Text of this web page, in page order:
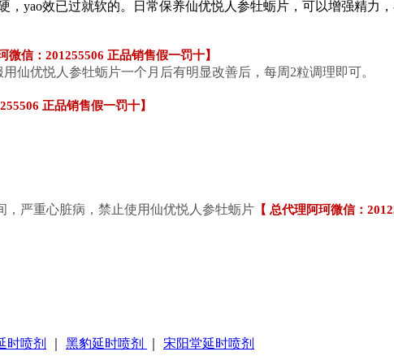
yao效已过就软的。日常保养仙优悦人参牡蛎片，可以增强精力
微信：201255506 正品销售假一罚十】
仙优悦人参牡蛎片一个月后有明显改善后，每周2粒调理即可。
正品销售假一罚十】
，严重心脏病，禁止使用仙优悦人参牡蛎片 【 总代理阿珂微信：
时喷剂 黑豹延时喷剂 宋阳堂延时喷剂